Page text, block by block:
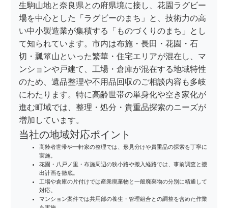
生駒山地と奈良県との府県境に接し、花園ラグビー
場を中心とした「ラグビーのまち」と、技術力の高
い中小製造業が集積する「ものづくりのまち」とし
て知られています。市内は布施・長田・花園・石
切・瓢箪山といった繁華・住宅エリアが混在し、マ
ンションや戸建て、工場・倉庫が混在する地域特性
のため、遺品整理や不用品回収のご相談内容も多岐
にわたります。特に高齢世帯の単身化や空き家化が
進む町域では、整理・処分・貴重品探索のニーズが
増加しています。
当社の地域対応ポイント
高齢者世帯や一軒家の整理では、形見分けや貴重品の探索を丁寧に
実施。
花園・八戸ノ里・布施周辺の狭小路や搬入経路では、事前調査と搬
出計画を徹底。
工場や倉庫の片付けでは産業廃棄物と一般廃棄物の分別に精通して
対応。
マンション案件では共用部の養生・管理組合との調整を含めた作業